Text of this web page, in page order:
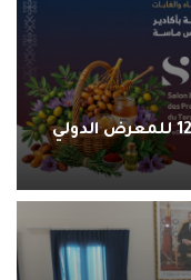
أكادير تستعد لاحتضان الدورة 12 للمعرض الدولي